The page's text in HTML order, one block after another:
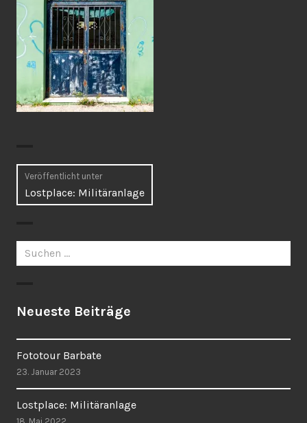
Beitragsnavigation
Veröffentlicht unter
Lostplace: Militäranlage
Suchen
nach:
Neueste Beiträge
Fototour Barbate
23. Januar 2023
Lostplace: Militäranlage